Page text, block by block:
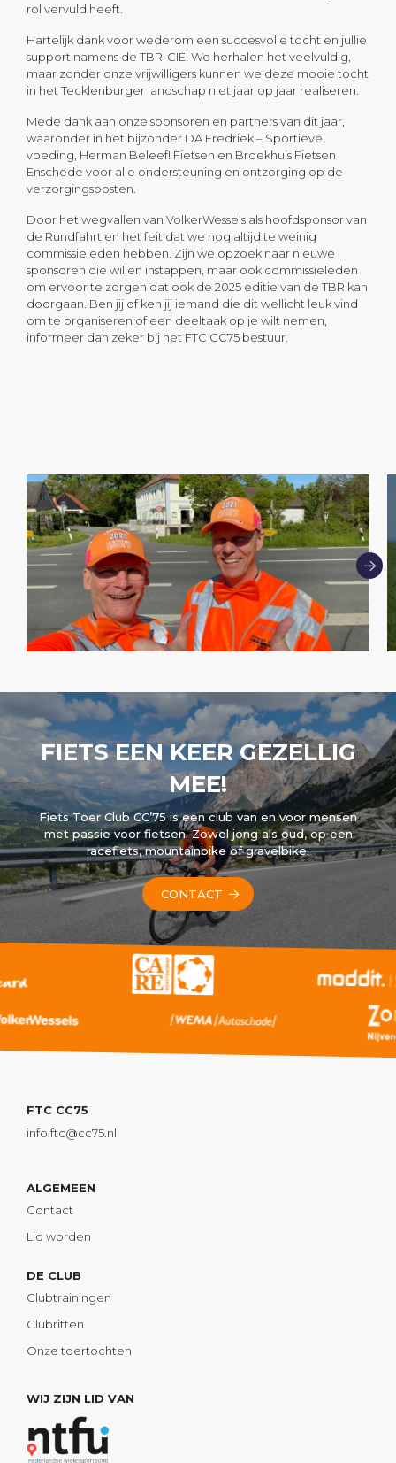
rol vervuld heeft.
Hartelijk dank voor wederom een succesvolle tocht en jullie
support namens de TBR-CIE! We herhalen het veelvuldig,
maar zonder onze vrijwilligers kunnen we deze mooie tocht
in het Tecklenburger landschap niet jaar op jaar realiseren.
Mede dank aan onze sponsoren en partners van dit jaar,
waaronder in het bijzonder DA Fredriek – Sportieve
voeding, Herman Beleef! Fietsen en Broekhuis Fietsen
Enschede voor alle ondersteuning en ontzorging op de
verzorgingsposten.
Door het wegvallen van VolkerWessels als hoofdsponsor van
de Rundfahrt en het feit dat we nog altijd te weinig
commissieleden hebben. Zijn we opzoek naar nieuwe
sponsoren die willen instappen, maar ook commissieleden
om ervoor te zorgen dat ook de 2025 editie van de TBR kan
doorgaan. Ben jij of ken jij iemand die dit wellicht leuk vind
om te organiseren of een deeltaak op je wilt nemen,
informeer dan zeker bij het FTC CC75 bestuur.
FIETS EEN KEER GEZELLIG
MEE!
Fiets Toer Club CC’75 is een club van en voor mensen
met passie voor fietsen. Zowel jong als oud, op een
racefiets, mountainbike of gravelbike.
CONTACT
FTC CC75
info.ftc@cc75.nl
ALGEMEEN
Contact
Lid worden
DE CLUB
Clubtrainingen
Clubritten
Onze toertochten
WIJ ZIJN LID VAN